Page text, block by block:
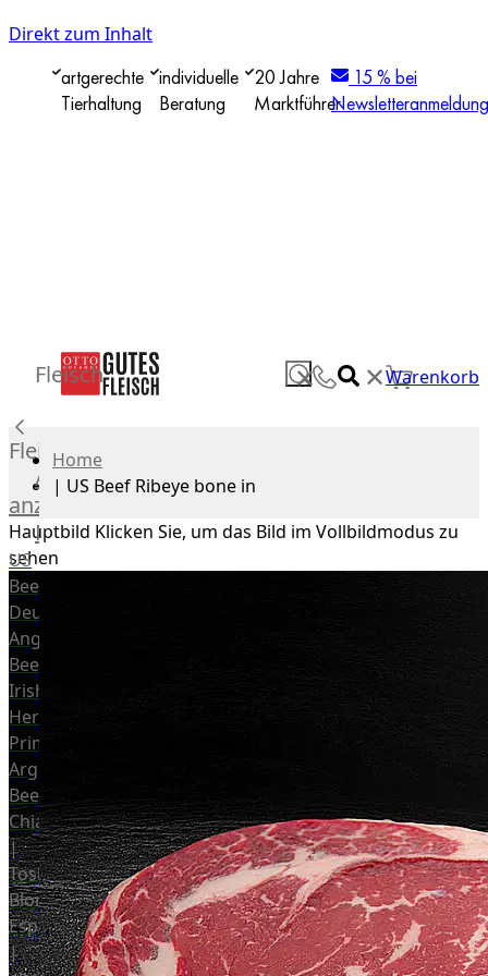
Direkt zum Inhalt
artgerechte
Tierhaltung
individuelle
Beratung
20 Jahre
Marktführer
15 % bei
Newsletteranmeldung
✕ ✕Warenkorb
Fleisch
Fleisch
Alle
anzeigen
Rind
US
Beef
Deutsches
Angus
Beef
Irish
Hereford
Prime
Argentina
Beef
Chianina
|
Toskana
Blonda
Espanola
|
Home
| US Beef Ribeye bone in
Hauptbild Klicken Sie, um das Bild im Vollbildmodus zu
sehen